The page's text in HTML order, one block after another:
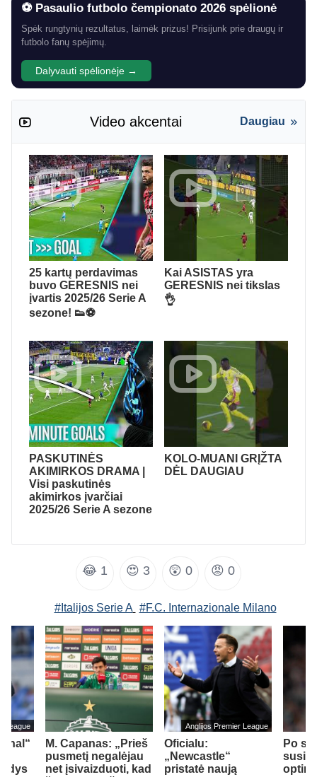
⚽ Pasaulio futbolo čempionato 2026 spėlionė
Spėk rungtynių rezultatus, laimėk prizus! Prisijunk prie draugų ir
futbolo fanų spėjimų.
Dalyvauti spėlionėje →
Video akcentai Daugiau
25 kartų perdavimas
buvo GERESNIS nei
įvartis 2025/26 Serie A
sezone! 👟⚽
Kai ASISTAS yra
GERESNIS nei tikslas
👌
PASKUTINĖS
AKIMIRKOS DRAMA |
Visi paskutinės
akimirkos įvarčiai
2025/26 Serie A sezone
KOLO-MUANI GRĮŽTA
DĖL DAUGIAU
😂 1 😍 3 😲 0 😡 0
#Italijos Serie A #F.C. Internazionale Milano
League
M. Capanas: „Prieš
pusmetį negalėjau
net įsivaizduoti, kad
Anglijos Premier League
Oficialu:
„Newcastle“
pristatė naują
Po